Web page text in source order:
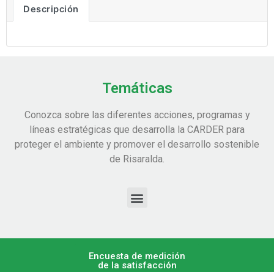
Descripción
Temáticas
Conozca sobre las diferentes acciones, programas y
líneas estratégicas que desarrolla la CARDER para
proteger el ambiente y promover el desarrollo sostenible
de Risaralda.
Encuesta de medición
de la satisfacción